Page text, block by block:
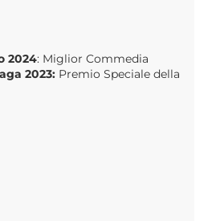
2024: Miglior Commedia
2023: Premio Speciale della